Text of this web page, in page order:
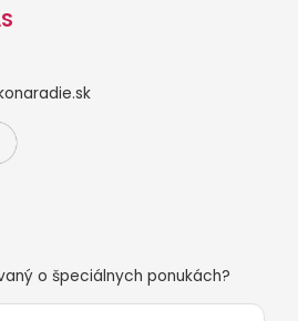
o špeciálnych ponukách?